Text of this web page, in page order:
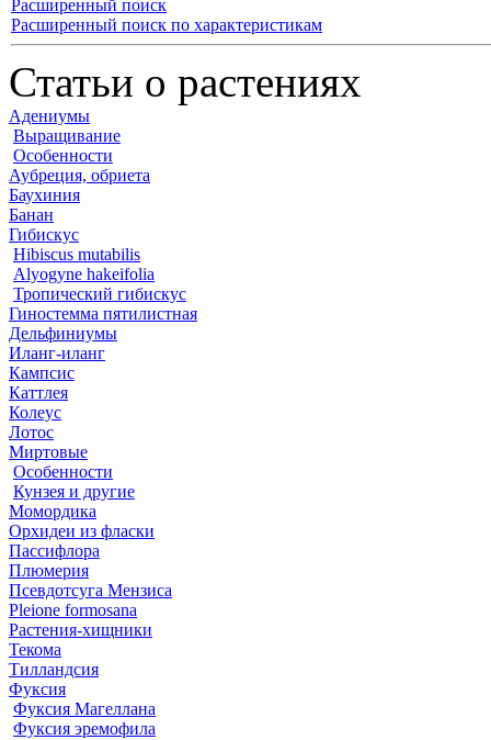
Расширенный поиск
Расширенный поиск по характеристикам
Статьи о растениях
Адениумы
Выращивание
Особенности
Аубреция, обриета
Баухиния
Банан
Гибискус
Hibiscus mutabilis
Alyogyne hakeifolia
Тропический гибискус
Гиностемма пятилистная
Дельфиниумы
Иланг-иланг
Кампсис
Каттлея
Колеус
Лотос
Миртовые
Особенности
Кунзея и другие
Момордика
Орхидеи из фласки
Пассифлора
Плюмерия
Псевдотсуга Мензиса
Pleione formosana
Растения-хищники
Текома
Тилландсия
Фуксия
Фуксия Магеллана
Фуксия эремофила